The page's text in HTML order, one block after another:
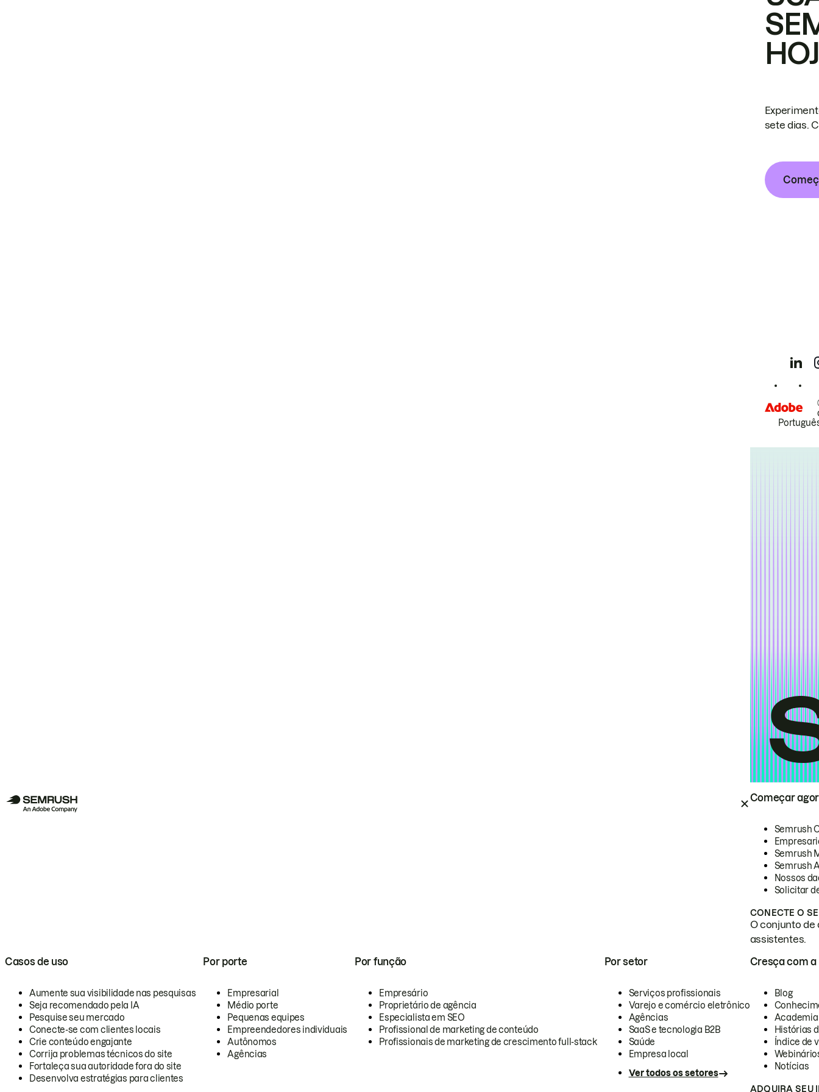
Começar
Semrush
Semrush
Semrush
Nossos
Solicitar
CONECTE O
O conjunto de
assistentes.
Casos de uso
Aumente sua visibilidade nas pesquisas
Seja recomendado pela IA
Pesquise seu mercado
Conecte-se com clientes locais
Crie conteúdo engajante
Corrija problemas técnicos do site
Fortaleça sua autoridade fora do site
Desenvolva estratégias para clientes
Por porte
Empresarial
Médio porte
Pequenas equipes
Empreendedores individuais
Autônomos
Agências
Por função
Empresário
Proprietário de agência
Especialista em SEO
Profissional de marketing de conteúdo
Profissionais de marketing de crescimento full-stack
Por setor
Serviços profissionais
Varejo e comércio eletrônico
Agências
SaaS e tecnologia B2B
Saúde
Empresa local
Ver todos os setores
Cresça com a
Blog
Academia
Histórias
Índice de
Notícias
ADQUIRA SEU
sete dias.